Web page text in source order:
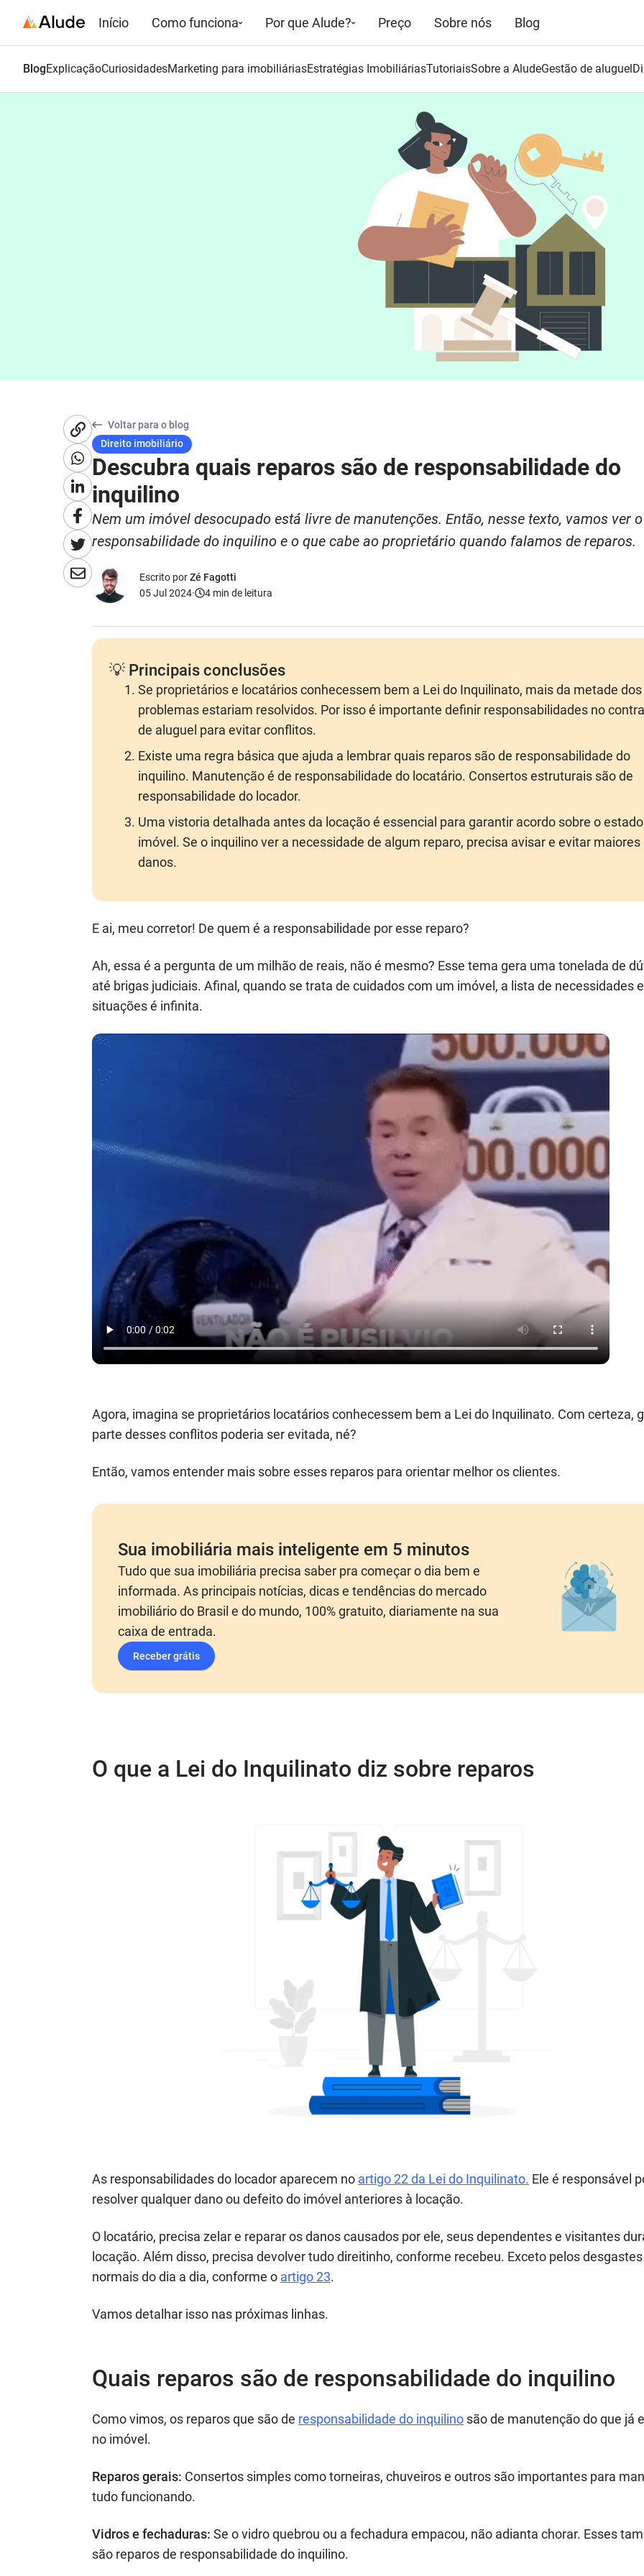
Início Como funciona Por que Alude? Preço Sobre nós Blog
BlogExplicaçãoCuriosidadesMarketing para imobiliáriasEstratégias ImobiliáriasTutoriaisSobre a AludeGestão de aluguel
Voltar para o blog
Direito imobiliário
Descubra quais reparos são de responsabilidade do
inquilino
Nem um imóvel desocupado está livre de manutenções. Então, nesse texto, vamos ver
responsabilidade do inquilino e o que cabe ao proprietário quando falamos de reparos.
Escrito porZé Fagotti
05 Jul 2024· 4 min de leitura
💡 Principais conclusões
Se proprietários e locatários conhecessem bem a Lei do Inquilinato, mais da metade dos
problemas estariam resolvidos. Por isso é importante definir responsabilidades no
de aluguel para evitar conflitos.
Existe uma regra básica que ajuda a lembrar quais reparos são de responsabilidade do
inquilino. Manutenção é de responsabilidade do locatário. Consertos estruturais são de
responsabilidade do locador.
Uma vistoria detalhada antes da locação é essencial para garantir acordo sobre o
imóvel. Se o inquilino ver a necessidade de algum reparo, precisa avisar e evitar maiores
danos.
E ai, meu corretor! De quem é a responsabilidade por esse reparo?
Ah, essa é a pergunta de um milhão de reais, não é mesmo? Esse tema gera uma tonelada de
até brigas judiciais. Afinal, quando se trata de cuidados com um imóvel, a lista de necessidades e
situações é infinita.
Agora, imagina se proprietários locatários conhecessem bem a Lei do Inquilinato. Com certeza,
parte desses conflitos poderia ser evitada, né?
Então, vamos entender mais sobre esses reparos para orientar melhor os clientes.
Sua imobiliária mais inteligente em 5 minutos
Tudo que sua imobiliária precisa saber pra começar o dia bem e
informada. As principais notícias, dicas e tendências do mercado
imobiliário do Brasil e do mundo, 100% gratuito, diariamente na sua
caixa de entrada.
Receber grátis
O que a Lei do Inquilinato diz sobre reparos
As responsabilidades do locador aparecem no artigo 22 da Lei do Inquilinato. Ele é responsável
resolver qualquer dano ou defeito do imóvel anteriores à locação.
O locatário, precisa zelar e reparar os danos causados por ele, seus dependentes e visitantes
locação. Além disso, precisa devolver tudo direitinho, conforme recebeu. Exceto pelos desgastes
normais do dia a dia, conforme o artigo 23.
Vamos detalhar isso nas próximas linhas.
Quais reparos são de responsabilidade do inquilino
Como vimos, os reparos que são de responsabilidade do inquilino são de manutenção do que já
no imóvel.
Reparos gerais: Consertos simples como torneiras, chuveiros e outros são importantes para
tudo funcionando.
Vidros e fechaduras: Se o vidro quebrou ou a fechadura empacou, não adianta chorar. Esses
são reparos de responsabilidade do inquilino.